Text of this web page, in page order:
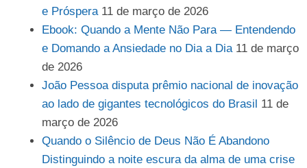
e Próspera 11 de março de 2026
Ebook: Quando a Mente Não Para — Entendendo
e Domando a Ansiedade no Dia a Dia 11 de março
de 2026
João Pessoa disputa prêmio nacional de inovação
ao lado de gigantes tecnológicos do Brasil 11 de
março de 2026
Quando o Silêncio de Deus Não É Abandono
Distinguindo a noite escura da alma de uma crise